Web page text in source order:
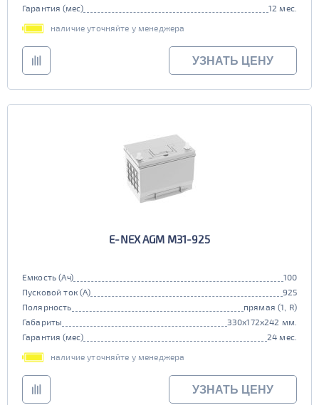
Гарантия (мес)
12 мес.
наличие уточняйте у менеджера
УЗНАТЬ ЦЕНУ
E-NEX AGM M31-925
Емкость (Ач)
100
Пусковой ток (А)
925
Полярность
прямая (1, R)
Габариты
330x172x242 мм.
Гарантия (мес)
24 мес.
наличие уточняйте у менеджера
УЗНАТЬ ЦЕНУ